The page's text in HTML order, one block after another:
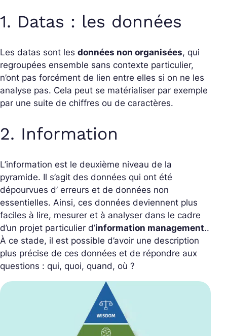
1. Datas : les données
Les datas sont les données non organisées, qui
regroupées ensemble sans contexte particulier,
n’ont pas forcément de lien entre elles si on ne les
analyse pas. Cela peut se matérialiser par exemple
par une suite de chiffres ou de caractères.
2. Information
L’information est le deuxième niveau de la
pyramide. Il s’agit des données qui ont été
dépourvues d’ erreurs et de données non
essentielles. Ainsi, ces données deviennent plus
faciles à lire, mesurer et à analyser dans le cadre
d’un projet particulier d’information management..
À ce stade, il est possible d’avoir une description
plus précise de ces données et de répondre aux
questions : qui, quoi, quand, où ?